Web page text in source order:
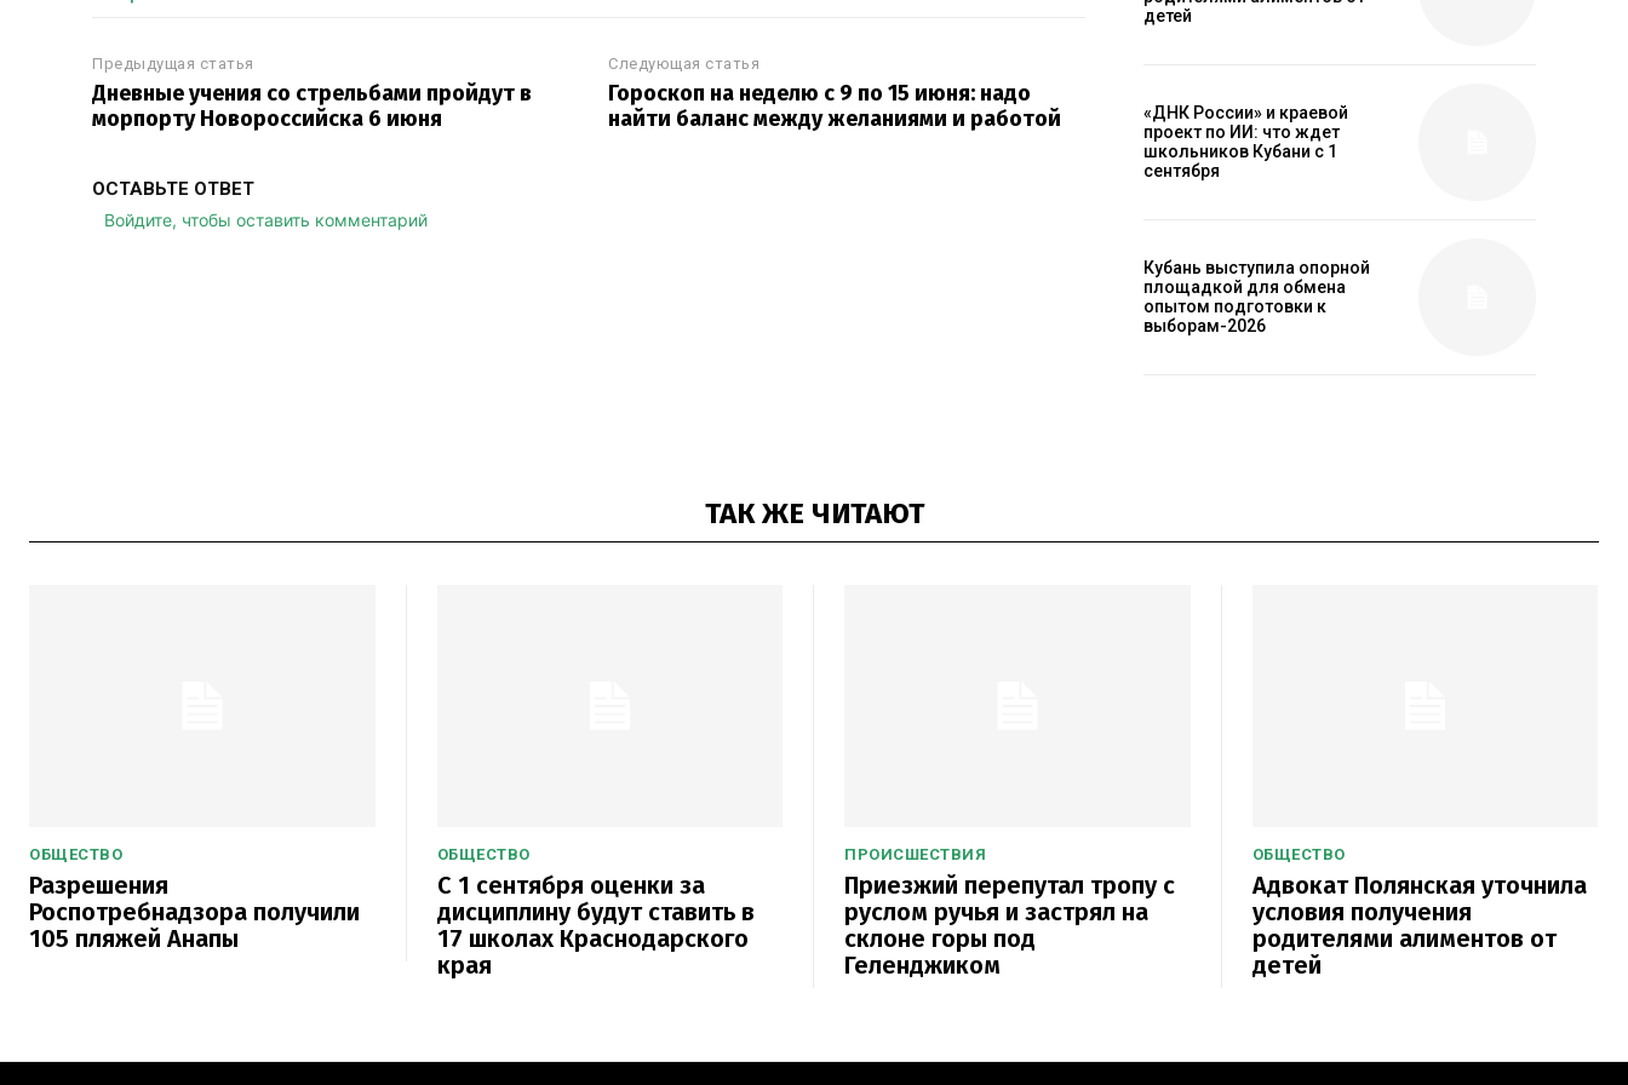
Предыдущая статья
Дневные учения со стрельбами пройдут в
морпорту Новороссийска 6 июня
Следующая статья
Гороскоп на неделю с 9 по 15 июня: надо
найти баланс между желаниями и работой
ОСТАВЬТЕ ОТВЕТ
Войдите, чтобы оставить комментарий
детей
«ДНК России» и краевой
проект по ИИ: что ждет
школьников Кубани с 1
сентября
Кубань выступила опорной
площадкой для обмена
опытом подготовки к
выборам-2026
ТАК ЖЕ ЧИТАЮТ
ОБЩЕСТВО
Разрешения
Роспотребнадзора получили
105 пляжей Анапы
ОБЩЕСТВО
С 1 сентября оценки за
дисциплину будут ставить в
17 школах Краснодарского
края
ПРОИСШЕСТВИЯ
Приезжий перепутал тропу с
руслом ручья и застрял на
склоне горы под
Геленджиком
ОБЩЕСТВО
Адвокат Полянская уточнила
условия получения
родителями алиментов от
детей